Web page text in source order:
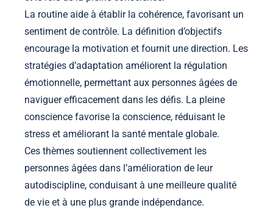
La routine aide à établir la cohérence, favorisant un
sentiment de contrôle. La définition d’objectifs
encourage la motivation et fournit une direction. Les
stratégies d’adaptation améliorent la régulation
émotionnelle, permettant aux personnes âgées de
naviguer efficacement dans les défis. La pleine
conscience favorise la conscience, réduisant le
stress et améliorant la santé mentale globale.
Ces thèmes soutiennent collectivement les
personnes âgées dans l’amélioration de leur
autodiscipline, conduisant à une meilleure qualité
de vie et à une plus grande indépendance.